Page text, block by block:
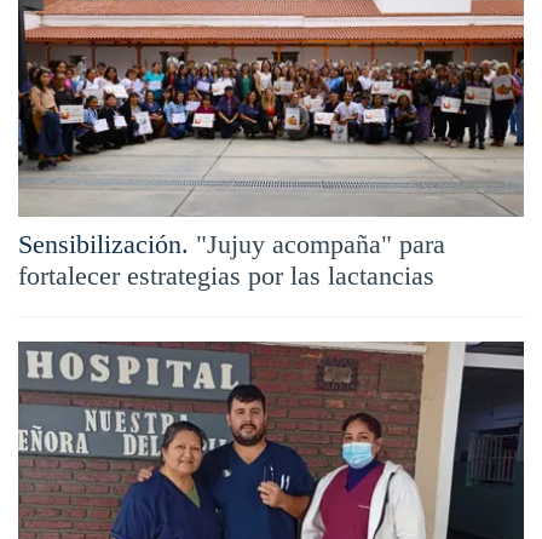
Sensibilización. "Jujuy acompaña" para
fortalecer estrategias por las lactancias